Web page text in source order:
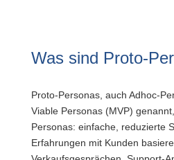
Was sind Proto-
Proto-Personas, auch Adhoc-
Viable Personas (MVP)
Personas: einfache, reduzierte
Erfahrungen mit Kunden